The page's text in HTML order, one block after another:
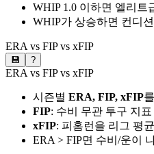
WHIP 1.0 이하면 엘리트
WHIP가 상승하면 컨디
ERA vs FIP vs xFIP
💾 ?
ERA vs FIP vs xFIP
시즌별 ERA, FIP, xFIP
FIP: 수비 무관 투구 지
xFIP: 피홈런을 리그 평
ERA > FIP면 수비/운이